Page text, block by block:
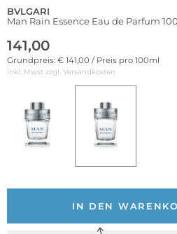
BVLGARI
Man Rain Essence Eau de Parfum
141,00
Grundpreis: € 141,00 / Preis pro 100ml
inkl. Mwst zzgl. Versandkosten
IN DEN